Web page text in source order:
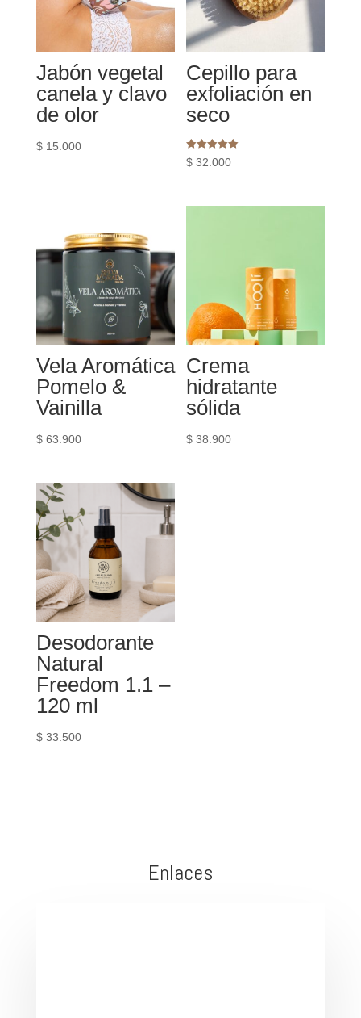
Jabón vegetal
canela y clavo
de olor
$15.000
Cepillo para
exfoliación en
seco
Rated
5.00
$ 32.000
Vela Aromática
Pomelo &
Vainilla
$63.900
Crema
hidratante
sólida
$ 38.900
Desodorante
Natural
Freedom 1.1 –
120 ml
$33.500
Enlaces